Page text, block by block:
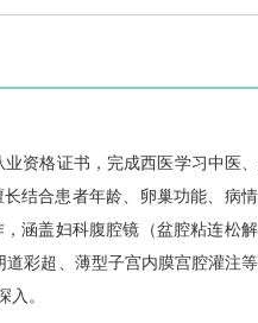
资格证书，完成西医学习中医、
结合患者年龄、卵巢功能、病情
涵盖妇科腹腔镜（盆腔粘连松
彩超、薄型子宫内膜宫腔灌注
。